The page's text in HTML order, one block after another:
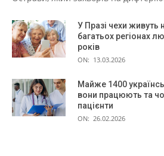
У Празі чехи живуть
багатьох регіонах
років
ON: 13.03.2026
Майже 1400
вони працюють та
пацієнти
ON: 26.02.2026